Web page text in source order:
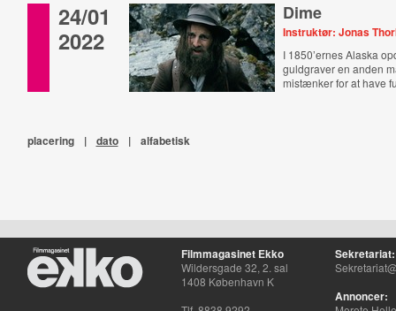
24/01
2022
Dime
Instruktør: Jonas
I 1850’ernes Alaska
guldgraver en anden
mistænker for at have
placering | dato | alfabetisk
Filmmagasinet Ekko
Wildersgade 32, 2. sal
1408 København K
Sekretariat:
Annoncer: